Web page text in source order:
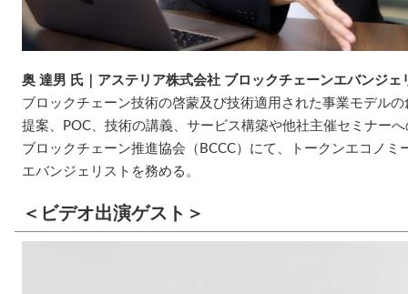
奥 達男 氏｜アステリア株式会社 ブロックチェーンエバンジェ
ブロックチェーン技術の啓蒙及び技術適用された事業モデル
提案、POC、技術の講義、サービス構築や他社主催セミナー
ブロックチェーン推進協会（BCCC）にて、トークンエコノミ
エバンジェリストを務める。
＜ビデオ出演ゲスト＞